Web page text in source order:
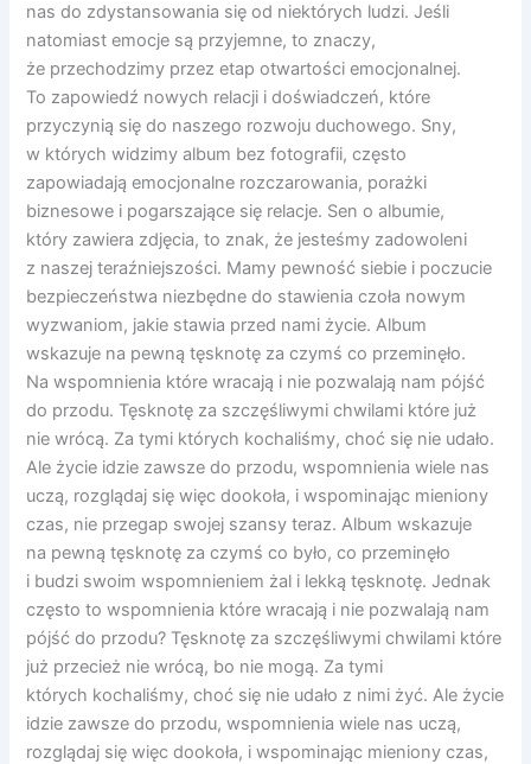
nas do zdystansowania się od niektórych ludzi. Jeśli
natomiast emocje są przyjemne, to znaczy,
że przechodzimy przez etap otwartości emocjonalnej.
To zapowiedź nowych relacji i doświadczeń, które
przyczynią się do naszego rozwoju duchowego. Sny,
w których widzimy album bez fotografii, często
zapowiadają emocjonalne rozczarowania, porażki
biznesowe i pogarszające się relacje. Sen o albumie,
który zawiera zdjęcia, to znak, że jesteśmy zadowoleni
z naszej teraźniejszości. Mamy pewność siebie i poczucie
bezpieczeństwa niezbędne do stawienia czoła nowym
wyzwaniom, jakie stawia przed nami życie. Album
wskazuje na pewną tęsknotę za czymś co przeminęło.
Na wspomnienia które wracają i nie pozwalają nam pójść
do przodu. Tęsknotę za szczęśliwymi chwilami które już
nie wrócą. Za tymi których kochaliśmy, choć się nie udało.
Ale życie idzie zawsze do przodu, wspomnienia wiele nas
uczą, rozglądaj się więc dookoła, i wspominając mieniony
czas, nie przegap swojej szansy teraz. Album wskazuje
na pewną tęsknotę za czymś co było, co przeminęło
i budzi swoim wspomnieniem żal i lekką tęsknotę. Jednak
często to wspomnienia które wracają i nie pozwalają nam
pójść do przodu? Tęsknotę za szczęśliwymi chwilami które
już przecież nie wrócą, bo nie mogą. Za tymi
których kochaliśmy, choć się nie udało z nimi żyć. Ale życie
idzie zawsze do przodu, wspomnienia wiele nas uczą,
rozglądaj się więc dookoła, i wspominając mieniony czas,